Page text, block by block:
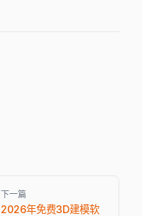
下一篇
2026年免费3D建模软